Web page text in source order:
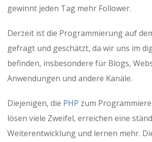
gewinnt jeden Tag mehr Follower.
Derzeit ist die Programmierung auf
gefragt und geschätzt, da wir uns im
befinden, insbesondere für Blogs,
Anwendungen und andere Kanäle.
Diejenigen, die PHP zum
lösen viele Zweifel, erreichen eine
Weiterentwicklung und lernen mehr.